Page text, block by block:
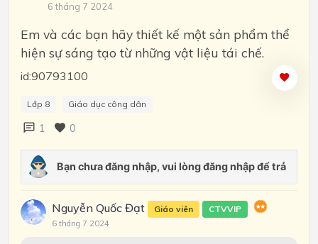
6 tháng 7 2024
Em và các bạn hãy thiết kế một sản phẩm thể
hiện sự sáng tạo từ những vật liệu tái chế.
id:90793100
Lớp 8 Giáo dục công dân
1 0
Nguyễn Quốc Đạt Giáo viên CTVVIP
6 tháng 7 2024